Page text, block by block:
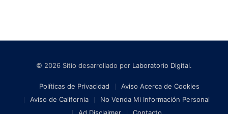
© 2026 Sitio desarrollado por Laboratorio Digital.
Políticas de Privacidad
Aviso Acerca de Cookies
Aviso de California
No Venda Mi Información Personal